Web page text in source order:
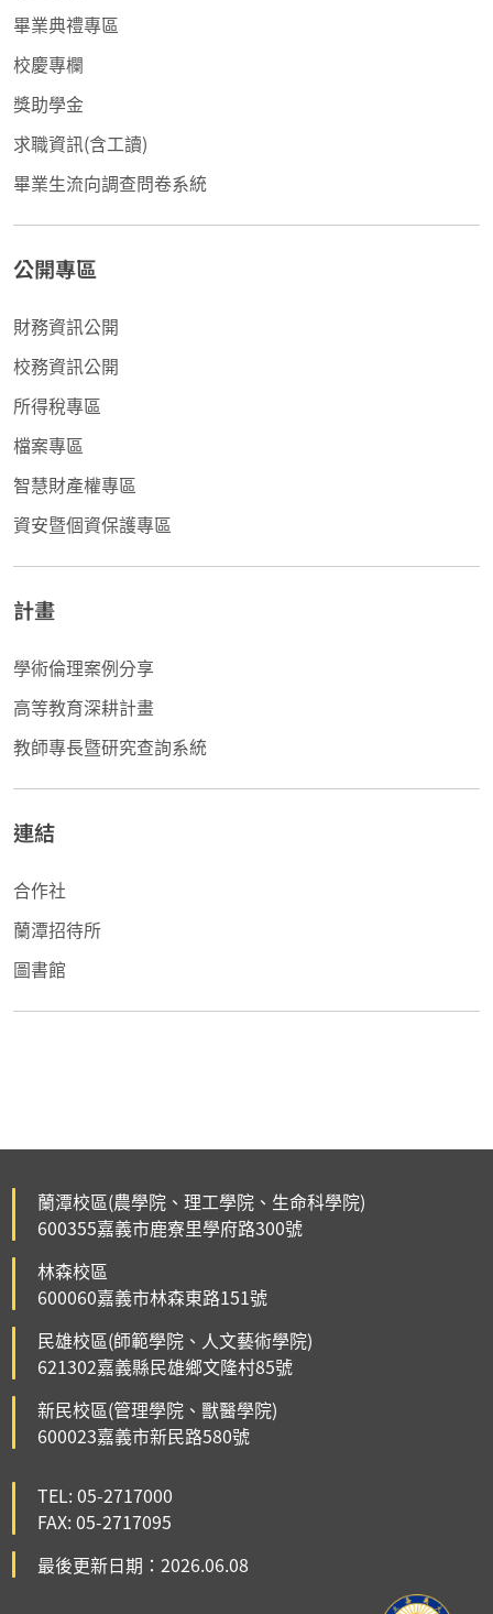
畢業典禮專區
校慶專欄
獎助學金
求職資訊(含工讀)
畢業生流向調查問卷系統
公開專區
財務資訊公開
校務資訊公開
所得稅專區
檔案專區
智慧財產權專區
資安暨個資保護專區
計畫
學術倫理案例分享
高等教育深耕計畫
教師專長暨研究查詢系統
連結
合作社
蘭潭招待所
圖書館
蘭潭校區(農學院、理工學院、生命科學院)
600355嘉義市鹿寮里學府路300號
林森校區
600060嘉義市林森東路151號
民雄校區(師範學院、人文藝術學院)
621302嘉義縣民雄鄉文隆村85號
新民校區(管理學院、獸醫學院)
600023嘉義市新民路580號
TEL: 05-2717000
FAX: 05-2717095
最後更新日期：2026.06.08